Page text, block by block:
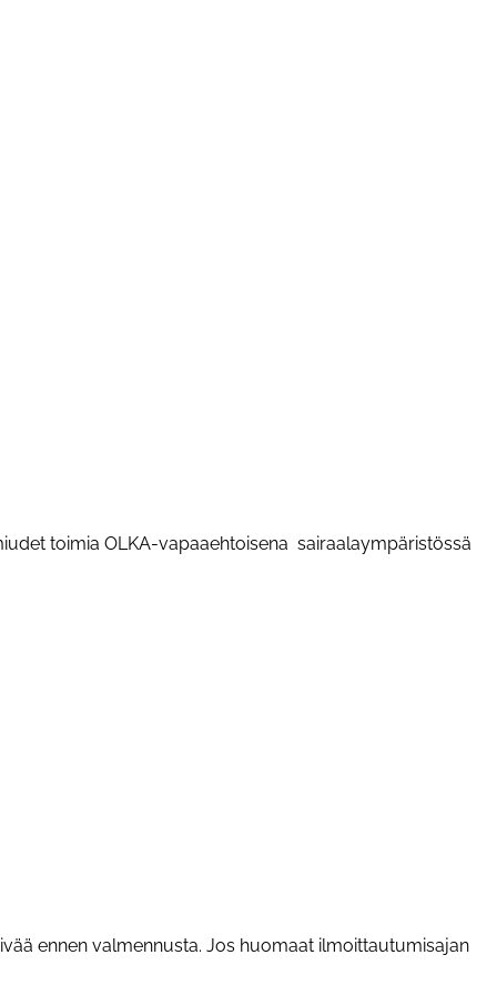
toimia OLKA-vapaaehtoisena sairaalaympäristössä
ennen valmennusta. Jos huomaat ilmoittautumisajan